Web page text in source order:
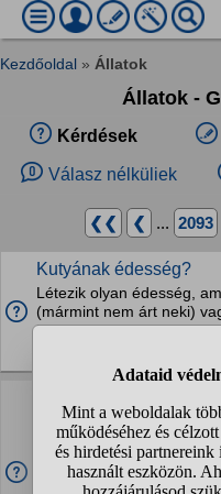
Kezdőoldal » Állatok
Állatok -
Kérdések
Válasz nélküliek
❮❮ ❮ ... 2093
Kutyának édesség?
Létezik olyan édesség,
(mármint nem árt neki)
kutyáknak van és van
leülteti a kutyáit maga
kutyából?
3 kutyám van és
érzik az emberek, hogy